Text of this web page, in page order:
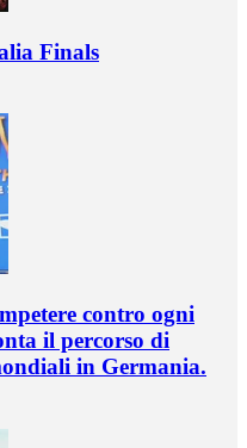
Finals
contro ogni
il percorso di
in Germania.